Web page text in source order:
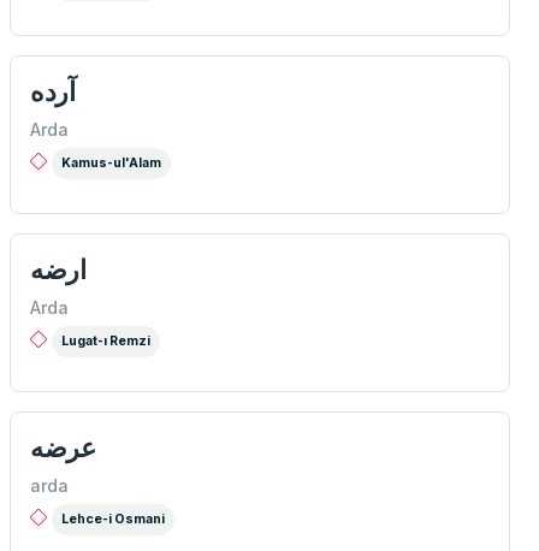
آرده
Arda
Kamus-ul'Alam
ارضه
Arda
Lugat-ı Remzi
عرضه
arda
Lehce-i Osmani